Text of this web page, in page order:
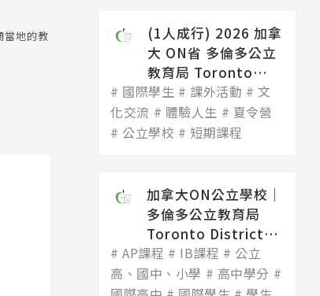
當地的教
(1人成行) 2026 加拿
大 ON省 多倫多公立
教育局 Toronto
Dis...
國際學生 課外活動
文
化交流
體驗人生
夏令營
公立學校
短期課程
加拿大ON公立學校│
多倫多公立教育局
Toronto District
Scho...
AP課程 IB課程
公立
高、國中、小學
高中學分